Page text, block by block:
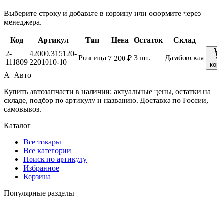
Выберите строку и добавьте в корзину или оформите через
менеджера.
Код Артикул Тип Цена Остаток
Склад
2-
111809
42000.315120-
2201010-10
Розница 7 200 ₽ 3 шт. Дамбовская
А+Авто+
Купить автозапчасти в наличии: актуальные цены, остатки на
складе, подбор по артикулу и названию. Доставка по России,
самовывоз.
Каталог
Все товары
Все категории
Поиск по артикулу
Избранное
Корзина
Популярные разделы